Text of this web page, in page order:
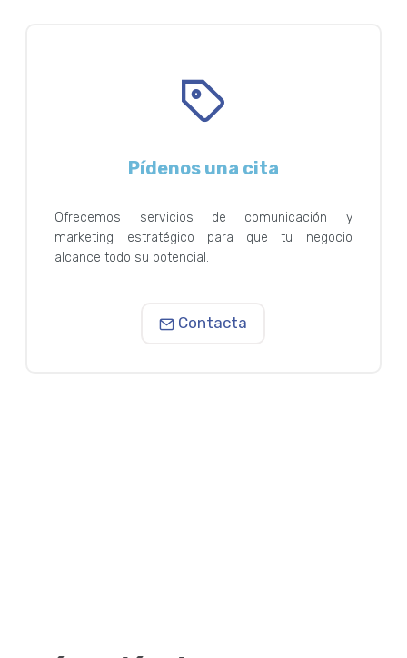
Pídenos una cita
Ofrecemos servicios de comunicación y
marketing estratégico para que tu negocio
alcance todo su potencial.
Contacta